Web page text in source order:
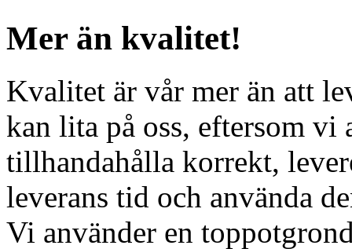
Mer än kvalitet!
Kvalitet är vår mer än att
kan lita på oss, eftersom vi
tillhandahålla korrekt,
leverans tid och använda
Vi använder en